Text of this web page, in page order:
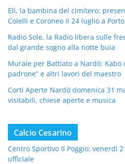
Elì, la bambina del cimitero:
Colelli e Coroneo il 24 luglio a
Radio Sole, la Radio libera sulle
dal grande sogno alla notte buia
Murale per Battiato a Nardò: Kabo
padrone” e altri lavori del maestro
Corti Aperte Nardò domenica 31
visitabili, chiese aperte e musica
Calcio Cesarino
Centro Sportivo Il Poggio: venerdì
ufficiale